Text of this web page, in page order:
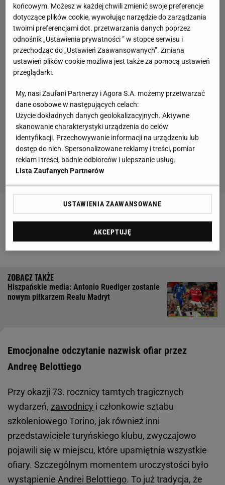
Zobacz wideoRostkowski: Piłka nożna ma tego
dość. Cały stadion widział, tylko nie sędzia Wybierz
serwis
Hiszpańskie media: Antonio Ruediger zostanie
nowym piłkarzem Realu Madryt
Emocjonalne odczytanie nazwisk ofiar przez
Andreę Belottiego
Przy okazji 73. rocznicy tamtych tragicznych
wydarzeń, zawodnicy i członkowie sztabu
szkoleniowego Torino, jak również inni
przedstawiciele turyńskiego klubu, zwyczajowo
pojawili się w miejscu, które upamiętnia wszystkie
ofiary. Szczególnym momentem uroczystości było
wystąpienie Andrei Belottiego. To już tradycja, że
końcowym. Możesz w każdej chwili zmienić swoje preferencje
dotyczące plików cookie, wywołując narzędzie do zarządzania
twoimi preferencjami dot. przetwarzania danych poprzez
odnośnik „Ustawienia prywatności ” w stopce serwisu i
przechodząc do „Ustawień Zaawansowanych”. Zmiana
ustawień plików cookie możliwa jest także za pomocą ustawień
przeglądarki.
My, nasi Zaufani Partnerzy i Agora S.A. możemy przetwarzać
dane osobowe w następujących celach:
Użycie dokładnych danych geolokalizacyjnych. Aktywne
skanowanie charakterystyki urządzenia do celów
identyfikacji. Przechowywanie informacji na urządzeniu lub
dostęp do nich. Spersonalizowane reklamy i treści, pomiar
reklam i treści, badnie odbiorców i ulepszanie usług.
Lista Zaufanych Partnerów
USTAWIENIA ZAAWANSOWANE
AKCEPTUJĘ